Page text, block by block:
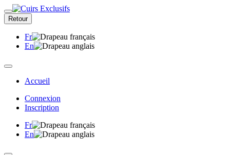
Retour
Fr
En
Accueil
Connexion
Inscription
Fr
En